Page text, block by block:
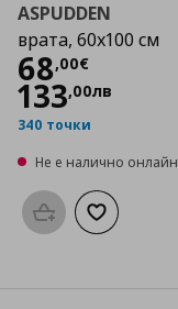
ASPUDDEN
врата, 60x100 см
68,00€
Цена
133,00лв
340 точки
Не е налично онлайн
Προσθήκη στο καλάθι
Добави